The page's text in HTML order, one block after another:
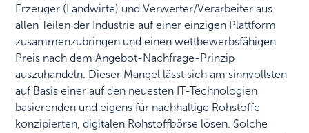
Erzeuger (Landwirte) und Verwerter/Verarbeiter aus
allen Teilen der Industrie auf einer einzigen Plattform
zusammenzubringen und einen wettbewerbsfähigen
Preis nach dem Angebot-Nachfrage-Prinzip
auszuhandeln. Dieser Mangel lässt sich am sinnvollsten
auf Basis einer auf den neuesten IT-Technologien
basierenden und eigens für nachhaltige Rohstoffe
konzipierten, digitalen Rohstoffbörse lösen. Solche